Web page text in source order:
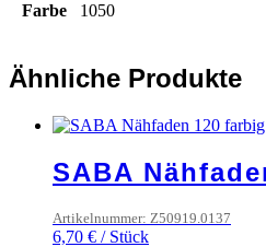
Farbe 1050
Ähnliche Produkte
SABA
Artikelnummer: Z50919.0137
6,70 € / Stück